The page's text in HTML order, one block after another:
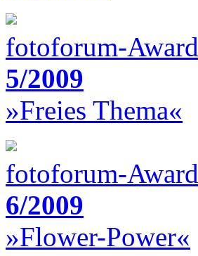
fotoforum-Award
5/2009
»Freies Thema«
fotoforum-Award
6/2009
»Flower-Power«